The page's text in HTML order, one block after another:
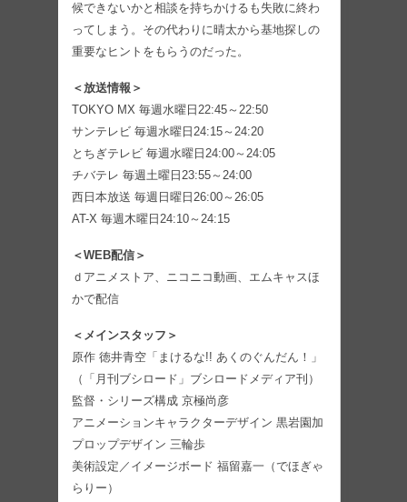
候できないかと相談を持ちかけるも失敗に終わ
ってしまう。その代わりに晴太から基地探しの
重要なヒントをもらうのだった。
＜放送情報＞
TOKYO MX 毎週水曜日22:45～22:50
サンテレビ 毎週水曜日24:15～24:20
とちぎテレビ 毎週水曜日24:00～24:05
チバテレ 毎週土曜日23:55～24:00
西日本放送 毎週日曜日26:00～26:05
AT-X 毎週木曜日24:10～24:15
＜WEB配信＞
ｄアニメストア、ニコニコ動画、エムキャスほ
かで配信
＜メインスタッフ＞
原作 徳井青空「まけるな!! あくのぐんだん！」
（「月刊ブシロード」ブシロードメディア刊）
監督・シリーズ構成 京極尚彦
アニメーションキャラクターデザイン 黒岩園加
プロップデザイン 三輪歩
美術設定／イメージボード 福留嘉一（でほぎゃ
らりー）